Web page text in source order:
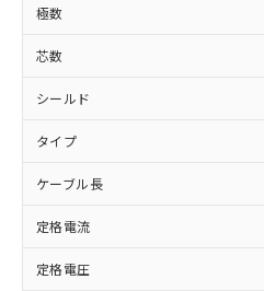
極数
芯数
シールド
タイプ
ケーブル長
定格電流
定格電圧
※1 対応状況
対応済み：EU
非含有に対応した製品